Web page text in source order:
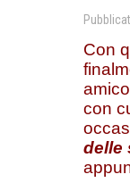
Con
con
delle